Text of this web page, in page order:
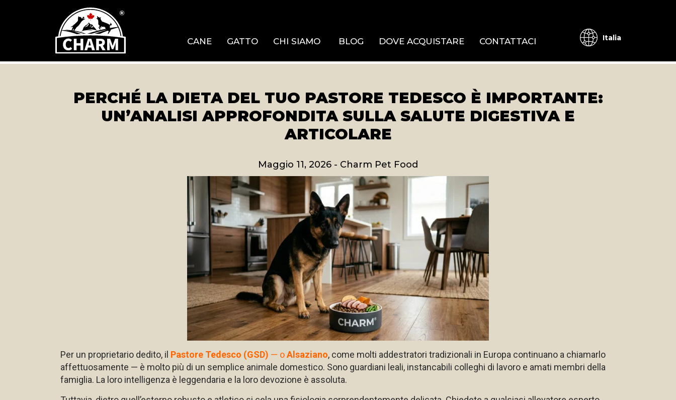
CANE GATTO CHI SIAMO BLOG DOVE ACQUISTARE CONTATTACI Italia
PERCHÉ LA DIETA DEL TUO PASTORE TEDESCO È IMPORTANTE:
UN’ANALISI APPROFONDITA SULLA SALUTE DIGESTIVA E
ARTICOLARE
Maggio 11, 2026 - Charm Pet Food
Per un proprietario dedito, il Pastore Tedesco (GSD) — oAlsaziano, come molti addestratori tradizionali in Europa continuano a chiamarlo
affettuosamente — è molto più di un semplice animale domestico. Sono guardiani leali, instancabili colleghi di lavoro e amati membri della
famiglia. La loro intelligenza è leggendaria e la loro devozione è assoluta.